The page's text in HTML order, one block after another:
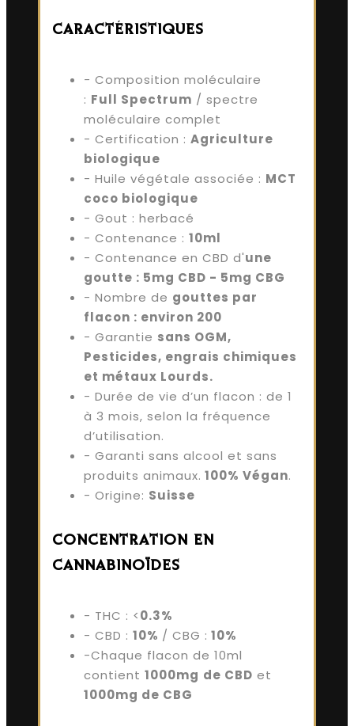
CARACTÉRISTIQUES
- Composition moléculaire
: Full Spectrum / spectre
moléculaire complet
- Certification : Agriculture
biologique
- Huile végétale associée : MCT
coco biologique
- Gout : herbacé
- Contenance : 10ml
- Contenance en CBD d'une
goutte : 5mg CBD - 5mg CBG
- Nombre de gouttes par
flacon : environ 200
- Garantie sans OGM,
Pesticides, engrais chimiques
et métaux Lourds.
- Durée de vie d’un flacon : de 1
à 3 mois, selon la fréquence
d’utilisation.
- Garanti sans alcool et sans
produits animaux. 100% Végan.
- Origine: Suisse
CONCENTRATION EN
CANNABINOÏDES
- THC : <0.3%
- CBD : 10% / CBG : 10%
-Chaque flacon de 10ml
contient 1000mg de CBD et
1000mg de CBG